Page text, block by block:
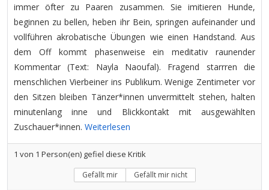
immer öfter zu Paaren zusammen. Sie imitieren Hunde,
beginnen zu bellen, heben ihr Bein, springen aufeinander und
vollführen akrobatische Übungen wie einen Handstand. Aus
dem Off kommt phasenweise ein meditativ raunender
Kommentar (Text: Nayla Naoufal). Fragend starrren die
menschlichen Vierbeiner ins Publikum. Wenige Zentimeter vor
den Sitzen bleiben Tänzer*innen unvermittelt stehen, halten
minutenlang inne und Blickkontakt mit ausgewählten
Zuschauer*innen. Weiterlesen
1 von 1 Person(en) gefiel diese Kritik
Gefällt mir Gefällt mir nicht